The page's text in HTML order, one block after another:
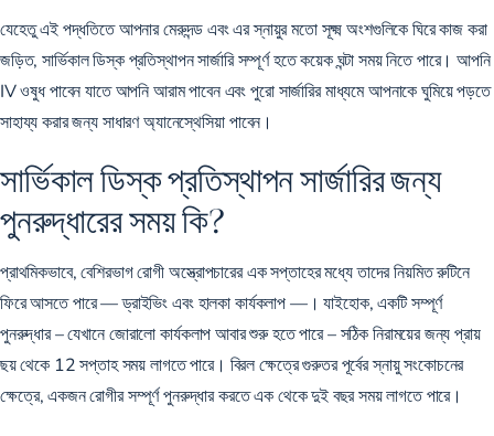
যেহেতু এই পদ্ধতিতে আপনার মেরুদন্ড এবং এর স্নায়ুর মতো সূক্ষ্ম অংশগুলিকে ঘিরে কাজ করা
জড়িত, সার্ভিকাল ডিস্ক প্রতিস্থাপন সার্জারি সম্পূর্ণ হতে কয়েক ঘন্টা সময় নিতে পারে। আপনি
IV ওষুধ পাবেন যাতে আপনি আরাম পাবেন এবং পুরো সার্জারির মাধ্যমে আপনাকে ঘুমিয়ে পড়তে
সাহায্য করার জন্য সাধারণ অ্যানেস্থেসিয়া পাবেন।
সার্ভিকাল ডিস্ক প্রতিস্থাপন সার্জারির জন্য
পুনরুদ্ধারের সময় কি?
প্রাথমিকভাবে, বেশিরভাগ রোগী অস্ত্রোপচারের এক সপ্তাহের মধ্যে তাদের নিয়মিত রুটিনে
ফিরে আসতে পারে — ড্রাইভিং এবং হালকা কার্যকলাপ —। যাইহোক, একটি সম্পূর্ণ
পুনরুদ্ধার – যেখানে জোরালো কার্যকলাপ আবার শুরু হতে পারে – সঠিক নিরাময়ের জন্য প্রায়
ছয় থেকে 12 সপ্তাহ সময় লাগতে পারে। বিরল ক্ষেত্রে গুরুতর পূর্বের স্নায়ু সংকোচনের
ক্ষেত্রে, একজন রোগীর সম্পূর্ণ পুনরুদ্ধার করতে এক থেকে দুই বছর সময় লাগতে পারে।